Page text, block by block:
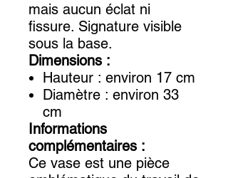
mais aucun éclat ni
fissure. Signature visible
sous la base.
Dimensions :
Hauteur : environ 17 cm
Diamètre : environ 33
cm
Informations
complémentaires :
Ce vase est une pièce